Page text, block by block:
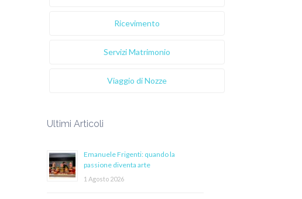
Ricevimento
Servizi Matrimonio
Viaggio di Nozze
Ultimi Articoli
Emanuele Frigenti: quando la
passione diventa arte
1 Agosto 2026